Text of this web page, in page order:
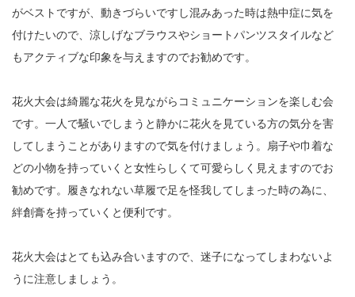
がベストですが、動きづらいですし混みあった時は熱中症に気を
付けたいので、涼しげなブラウスやショートパンツスタイルなど
もアクティブな印象を与えますのでお勧めです。
花火大会は綺麗な花火を見ながらコミュニケーションを楽しむ会
です。一人で騒いでしまうと静かに花火を見ている方の気分を害
してしまうことがありますので気を付けましょう。扇子や巾着な
どの小物を持っていくと女性らしくて可愛らしく見えますのでお
勧めです。履きなれない草履で足を怪我してしまった時の為に、
絆創膏を持っていくと便利です。
花火大会はとても込み合いますので、迷子になってしまわないよ
うに注意しましょう。